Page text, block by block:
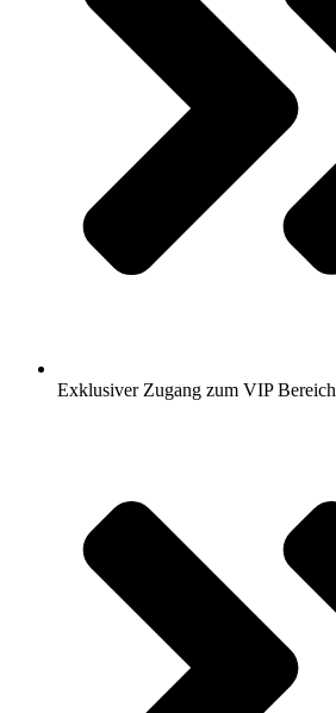
Exklusiver Zugang zum VIP Bereich